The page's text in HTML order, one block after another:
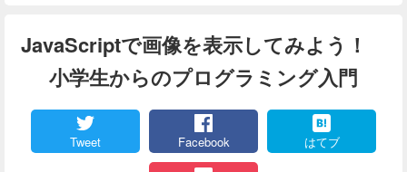
JavaScriptで画像を表示してみよう！
小学生からのプログラミング入門
Tweet Facebook はてブ